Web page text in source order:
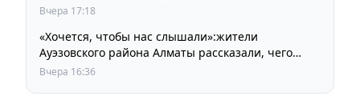
Вчера 17:18
«Хочется, чтобы нас слышали»:жители
Ауэзовского района Алматы рассказали, чего
ждут от выборов депутатов Курултая
Вчера 16:36